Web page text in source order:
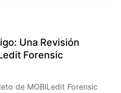
Una Revisión
Forensic
de MOBILedit Forensic